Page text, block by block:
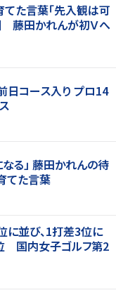
てた言葉「先入観は可
藤田かれんが初Ｖへ
日コース入り プロ14
る」 藤田かれんの待
てた言葉
並び、1打差3位に
国内女子ゴルフ第2